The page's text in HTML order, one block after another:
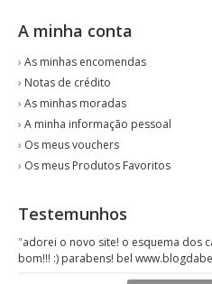
A minha conta
› As minhas encomendas
› Notas de crédito
› As minhas moradas
› A minha informação pessoal
› Os meus vouchers
› Os meus Produtos Favoritos
Testemunhos
"adorei o novo site! o esquema dos
bom!!! :) parabens! bel